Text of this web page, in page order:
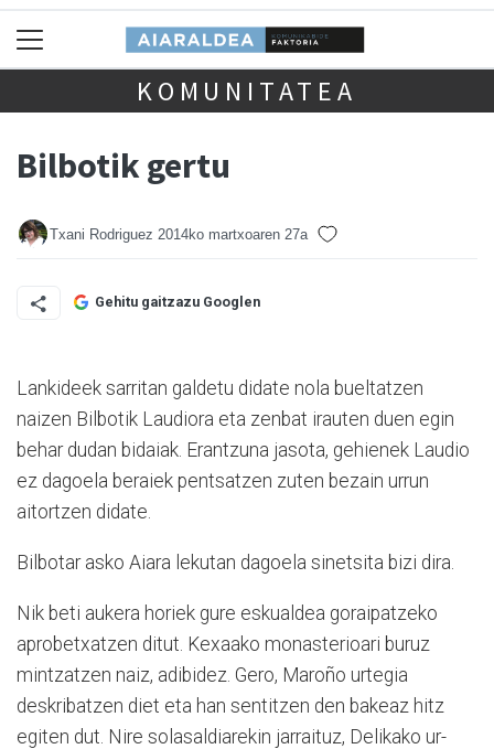
KOMUNITATEA
Bilbotik gertu
Txani Rodriguez 2014ko martxoaren 27a
Gehitu gaitzazu Googlen
Lankideek sarritan galdetu didate nola bueltatzen
naizen Bilbotik Laudiora eta zenbat irauten duen egin
behar dudan bidaiak. Erantzuna jasota, gehienek Laudio
ez dagoela beraiek pentsatzen zuten bezain urrun
aitortzen didate.
Bilbotar asko Aiara lekutan dagoela sinetsita bizi dira.
Nik beti aukera horiek gure eskualdea goraipatzeko
aprobetxatzen ditut. Kexaako monasterioari buruz
mintzatzen naiz, adibidez. Gero, Maroño urtegia
deskribatzen diet eta han sentitzen den bakeaz hitz
egiten dut. Nire solasaldiarekin jarraituz, Delikako ur-